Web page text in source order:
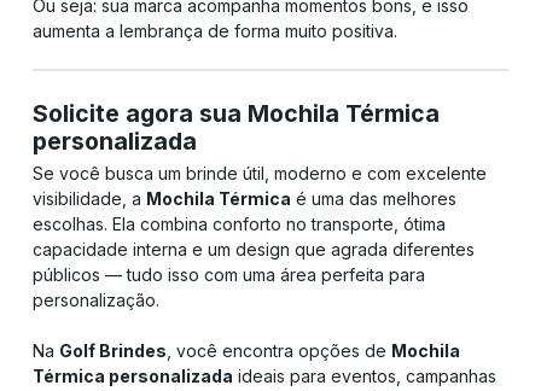
Ou seja: sua marca acompanha momentos bons, e isso
aumenta a lembrança de forma muito positiva.
Solicite agora sua Mochila Térmica
personalizada
Se você busca um brinde útil, moderno e com excelente
visibilidade, a Mochila Térmica é uma das melhores
escolhas. Ela combina conforto no transporte, ótima
capacidade interna e um design que agrada diferentes
públicos — tudo isso com uma área perfeita para
personalização.
Na Golf Brindes , você encontra opções de Mochila
Térmica personalizada ideais para eventos, campanhas